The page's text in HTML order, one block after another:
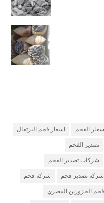
اسعار الفحم اسعار فحم البرتقال
تصدير الفحم
شركات تصدير الفحم
شركة تصدير فحم شركة فحم
فحم الجزورين المصري